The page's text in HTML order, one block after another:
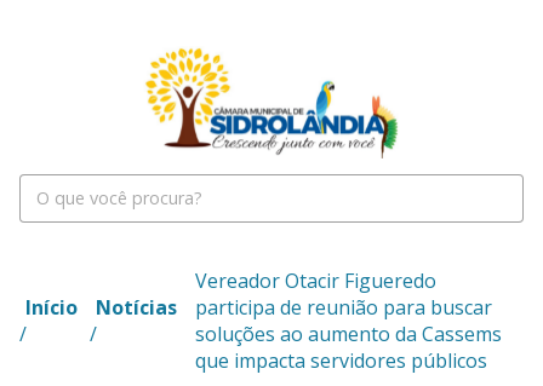
Início
/
Notícias
/
Vereador Otacir Figueredo
participa de reunião para buscar
soluções ao aumento da Cassems
que impacta servidores públicos